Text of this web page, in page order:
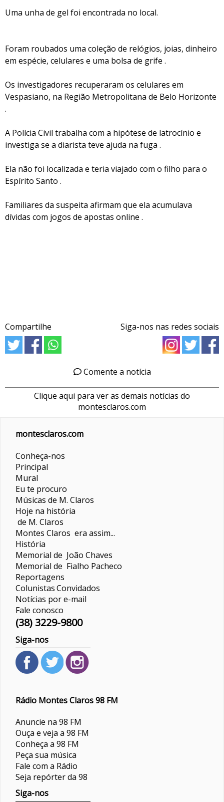
Uma unha de gel foi encontrada no local.
Foram roubados uma coleção de relógios, joias, dinheiro
em espécie, celulares e uma bolsa de grife .
Os investigadores recuperaram os celulares em
Vespasiano, na Região Metropolitana de Belo Horizonte
.
A Polícia Civil trabalha com a hipótese de latrocínio e
investiga se a diarista teve ajuda na fuga .
Ela não foi localizada e teria viajado com o filho para o
Espírito Santo .
Familiares da suspeita afirmam que ela acumulava
dívidas com jogos de apostas online .
Compartilhe Siga-nos nas redes sociais
Comente a notícia
Clique aqui para ver as demais notícias do
montesclaros.com
montesclaros.com
Conheça-nos
Principal
Mural
Eu te procuro
Músicas de M. Claros
Hoje na história
de M. Claros
Montes Claros era assim...
História
Memorial de João Chaves
Memorial de Fialho Pacheco
Reportagens
ColunistasConvidados
Notícias por e-mail
Fale conosco
(38) 3229-9800
Siga-nos
Rádio Montes Claros 98 FM
Anuncie na 98 FM
Ouça e veja a 98 FM
Conheça a 98 FM
Peça sua música
Fale com a Rádio
Seja repórter da 98
Siga-nos